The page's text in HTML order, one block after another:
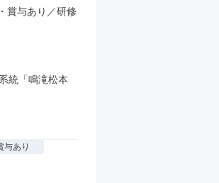
賞与あり／研修
統「鳴滝松本
与あり